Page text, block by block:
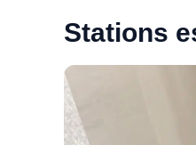
Stations